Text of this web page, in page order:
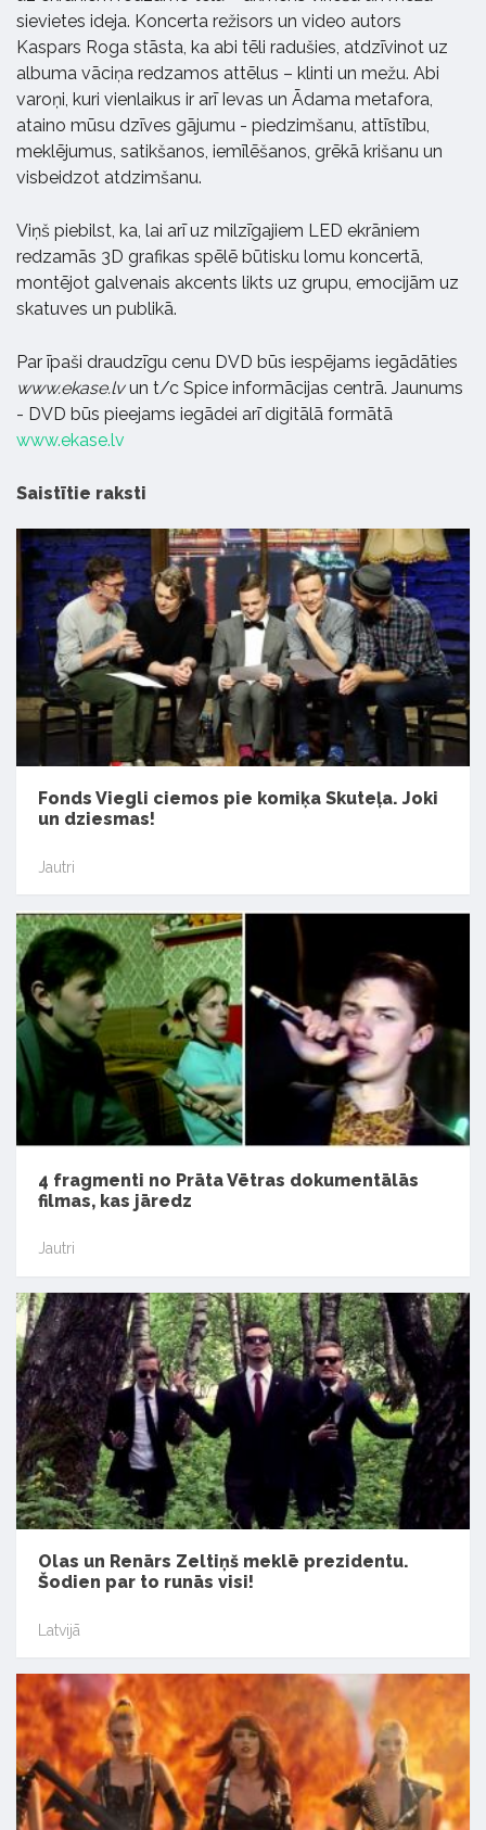
sievietes ideja. Koncerta režisors un video autors
Kaspars Roga stāsta, ka abi tēli radušies, atdzīvinot uz
albuma vāciņa redzamos attēlus – klinti un mežu. Abi
varoņi, kuri vienlaikus ir arī Ievas un Ādama metafora,
ataino mūsu dzīves gājumu - piedzimšanu, attīstību,
meklējumus, satikšanos, iemīlēšanos, grēkā krišanu un
visbeidzot atdzimšanu.
Viņš piebilst, ka, lai arī uz milzīgajiem LED ekrāniem
redzamās 3D grafikas spēlē būtisku lomu koncertā,
montējot galvenais akcents likts uz grupu, emocijām uz
skatuves un publikā.
Par īpaši draudzīgu cenu DVD būs iespējams iegādāties
www.ekase.lvun t/c Spice informācijas centrā. Jaunums
- DVD būs pieejams iegādei arī digitālā formātā
www.ekase.lv
Saistītie raksti
Fonds Viegli ciemos pie komiķa Skuteļa. Joki
un dziesmas!
Jautri
4 fragmenti no Prāta Vētras dokumentālās
filmas, kas jāredz
Jautri
Olas un Renārs Zeltiņš meklē prezidentu.
Šodien par to runās visi!
Latvijā